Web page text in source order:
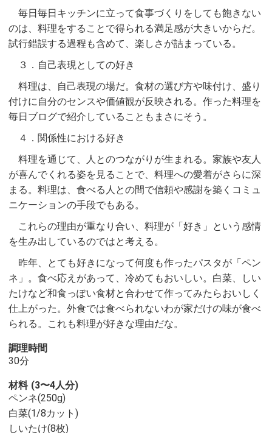
毎日毎日キッチンに立って食事づくりをしても飽きない
のは、料理をすることで得られる満足感が大きいからだ。
試行錯誤する過程も含めて、楽しさが詰まっている。
３．自己表現としての好き
料理は、自己表現の場だ。食材の選び方や味付け、盛り
付けに自分のセンスや価値観が反映される。作った料理を
毎日ブログで紹介していることもまさにそう。
４．関係性における好き
料理を通じて、人とのつながりが生まれる。家族や友人
が喜んでくれる姿を見ることで、料理への愛着がさらに深
まる。料理は、食べる人との間で信頼や感謝を築くコミュ
ニケーションの手段でもある。
これらの理由が重なり合い、料理が「好き」という感情
を生み出しているのではと考える。
昨年、とても好きになって何度も作ったパスタが「ペン
ネ」。食べ応えがあって、冷めてもおいしい。白菜、しい
たけなど和食っぽい食材と合わせて作ってみたらおいしく
仕上がった。外食では食べられないわが家だけの味が食べ
られる。これも料理が好きな理由だな。
調理時間
30分
材料 (3〜4人分)
ペンネ(250g)
白菜(1/8カット)
しいたけ(8枚)